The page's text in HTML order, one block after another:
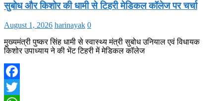
सुबोध और किशोर की धामी से टिहरी मेडिकल कॉलेज पर चर्चा
August 1, 2026 harinayak 0
मुख्यमंत्री पुष्कर सिंह धामी से स्वास्थ्य मंत्री सुबोध उनियाल एवं विधायक
किशोर उपाध्याय ने की भेंट टिहरी में मेडिकल कॉलेज
Facebook